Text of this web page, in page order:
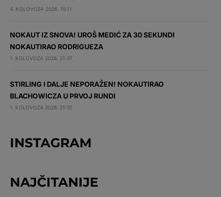
4. KOLOVOZA 2026. 10:11
NOKAUT IZ SNOVA! UROŠ MEDIĆ ZA 30 SEKUNDI
NOKAUTIRAO RODRIGUEZA
1. KOLOVOZA 2026. 21:37
STIRLING I DALJE NEPORAŽEN! NOKAUTIRAO
BLACHOWICZA U PRVOJ RUNDI
1. KOLOVOZA 2026. 21:10
INSTAGRAM
NAJČITANIJE